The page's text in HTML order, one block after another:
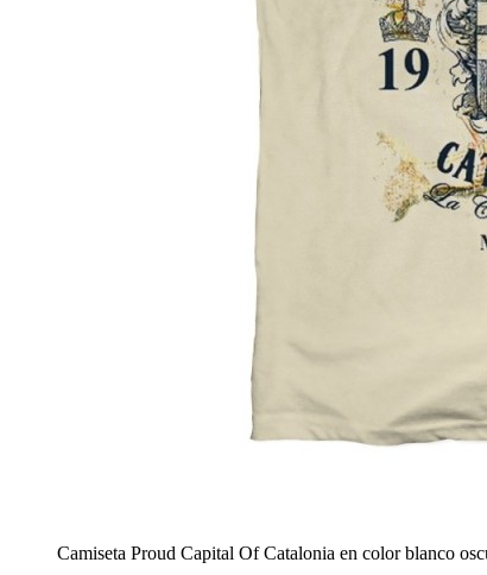
Camiseta Proud Capital Of Catalonia en color blanco